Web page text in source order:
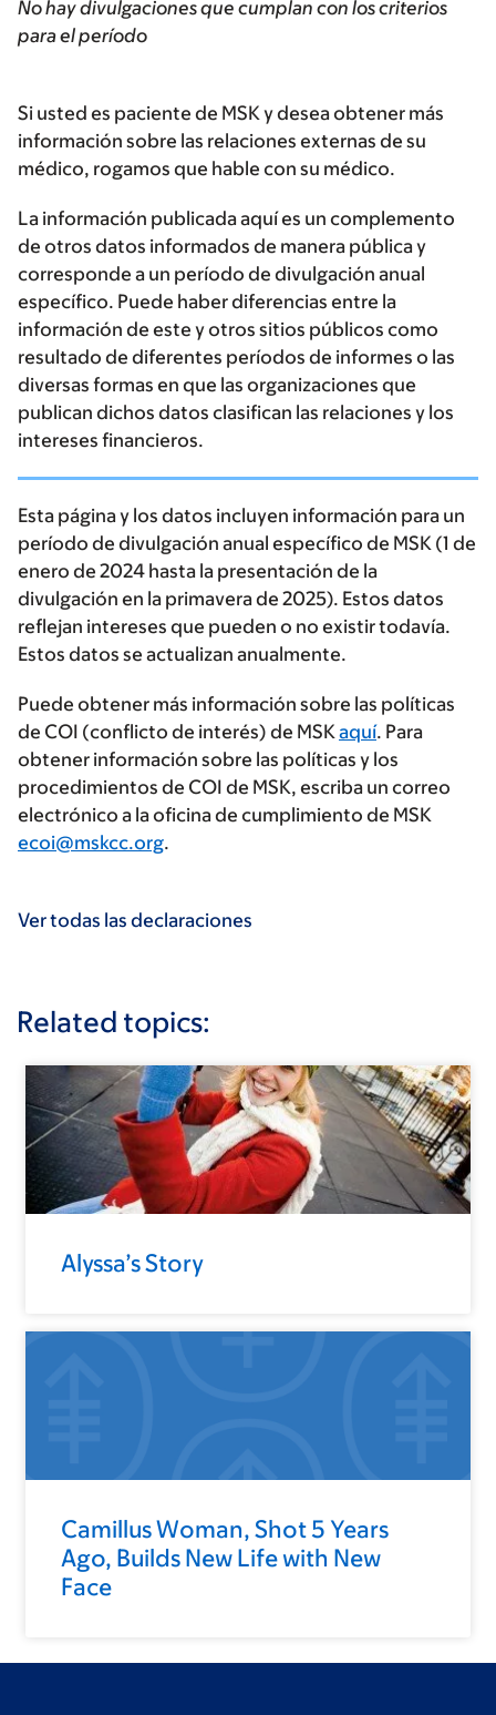
No hay divulgaciones que cumplan con los criterios
para el período
Si usted es paciente de MSK y desea obtener más
información sobre las relaciones externas de su
médico, rogamos que hable con su médico.
La información publicada aquí es un complemento
de otros datos informados de manera pública y
corresponde a un período de divulgación anual
específico. Puede haber diferencias entre la
información de este y otros sitios públicos como
resultado de diferentes períodos de informes o las
diversas formas en que las organizaciones que
publican dichos datos clasifican las relaciones y los
intereses financieros.
Esta página y los datos incluyen información para un
período de divulgación anual específico de MSK (1 de
enero de 2024 hasta la presentación de la
divulgación en la primavera de 2025). Estos datos
reflejan intereses que pueden o no existir todavía.
Estos datos se actualizan anualmente.
Puede obtener más información sobre las políticas
de COI (conflicto de interés) de MSKaquí. Para
obtener información sobre las políticas y los
procedimientos de COI de MSK, escriba un correo
electrónico a la oficina de cumplimiento de MSK
ecoi@mskcc.org.
Ver todas las declaraciones
Related topics:
Alyssa’s Story
Camillus Woman, Shot 5 Years
Ago, Builds New Life with New
Face